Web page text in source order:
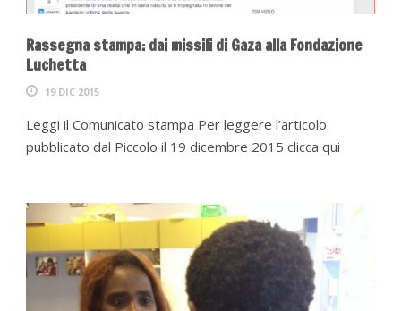
Rassegna stampa: dai missili di Gaza alla Fondazione
Luchetta
19 DIC 2015
Leggi il Comunicato stampa Per leggere l’articolo
pubblicato dal Piccolo il 19 dicembre 2015 clicca qui